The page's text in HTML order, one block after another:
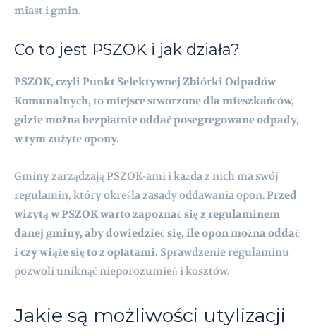
miast i gmin.
Co to jest PSZOK i jak działa?
PSZOK, czyli Punkt Selektywnej Zbiórki Odpadów
Komunalnych, to miejsce stworzone dla mieszkańców,
gdzie można bezpłatnie oddać posegregowane odpady,
w tym zużyte opony.
Gminy zarządzają PSZOK-ami i każda z nich ma swój
regulamin, który określa zasady oddawania opon.Przed
wizytą w PSZOK warto zapoznać się z regulaminem
danej gminy, aby dowiedzieć się, ile opon można oddać
i czy wiąże się to z opłatami. Sprawdzenie regulaminu
pozwoli uniknąć nieporozumień i kosztów.
Jakie są możliwości utylizacji